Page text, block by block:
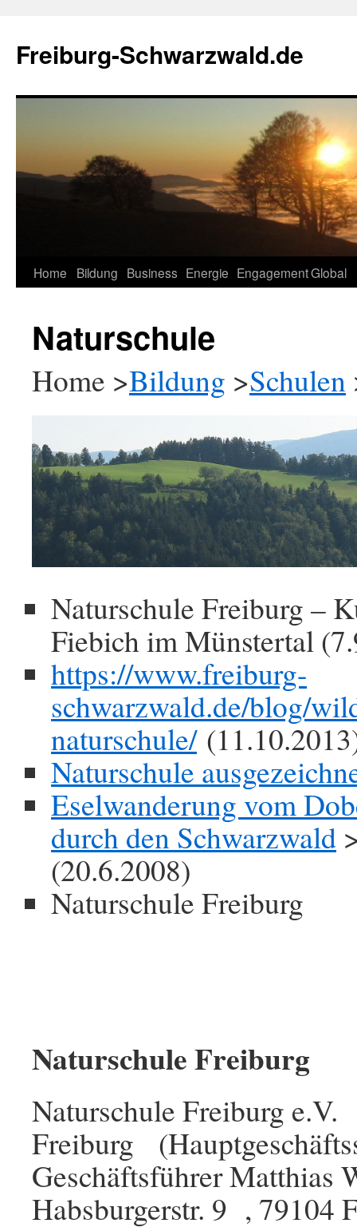
springen
Freiburg-Schwarzwald.de
Home Bildung Business Energie EngagementGlobal
Naturschule
Home >Bildung >Schulen
Naturschule Freiburg –
Fiebich im Münstertal
https://www.freiburg-
schwarzwald.de/blog/
naturschule/
Naturschule
Eselwanderung vom
durch den Schwarzwald
(20.6.2008)
Naturschule Freiburg
Naturschule Freiburg
Naturschule Freiburg e.V.
Freiburg
Geschäftsführer Matthias
Habsburgerstr. 9 , 79104